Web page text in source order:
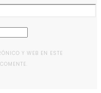
Y WEB EN ESTE